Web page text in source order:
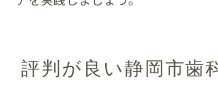
評判が良い静岡市歯